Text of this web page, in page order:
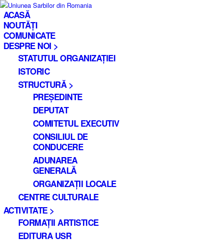
ACASĂ
NOUTĂȚI
COMUNICATE
DESPRE NOI >
STATUTUL ORGANIZAȚIEI
ISTORIC
STRUCTURĂ >
PREȘEDINTE
DEPUTAT
COMITETUL EXECUTIV
CONSILIUL DE
CONDUCERE
ADUNAREA
GENERALĂ
ORGANIZAȚII LOCALE
CENTRE CULTURALE
ACTIVITATE >
FORMAȚII ARTISTICE
EDITURA USR